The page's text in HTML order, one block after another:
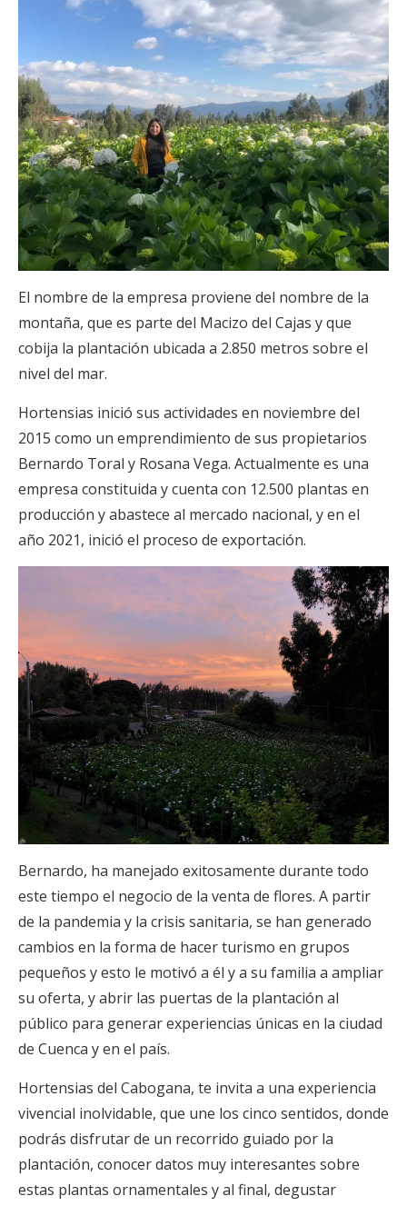
El nombre de la empresa proviene del nombre de la
montaña, que es parte del Macizo del Cajas y que
cobija la plantación ubicada a 2.850 metros sobre el
nivel del mar.
Hortensias inició sus actividades en noviembre del
2015 como un emprendimiento de sus propietarios
Bernardo Toral y Rosana Vega. Actualmente es una
empresa constituida y cuenta con 12.500 plantas en
producción y abastece al mercado nacional, y en el
año 2021, inició el proceso de exportación.
Bernardo, ha manejado exitosamente durante todo
este tiempo el negocio de la venta de flores. A partir
de la pandemia y la crisis sanitaria, se han generado
cambios en la forma de hacer turismo en grupos
pequeños y esto le motivó a él y a su familia a ampliar
su oferta, y abrir las puertas de la plantación al
público para generar experiencias únicas en la ciudad
de Cuenca y en el país.
Hortensias del Cabogana, te invita a una experiencia
vivencial inolvidable, que une los cinco sentidos, donde
podrás disfrutar de un recorrido guiado por la
plantación, conocer datos muy interesantes sobre
estas plantas ornamentales y al final, degustar